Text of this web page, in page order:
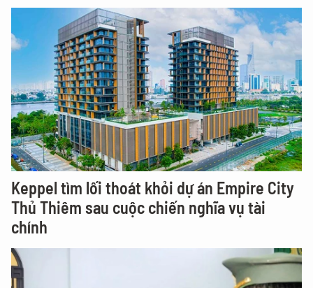
Keppel tìm lối thoát khỏi dự án Empire City
Thủ Thiêm sau cuộc chiến nghĩa vụ tài
chính